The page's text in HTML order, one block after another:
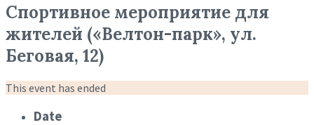
Спортивное мероприятие для
жителей («Велтон-парк», ул.
Беговая, 12)
This event has ended
Date